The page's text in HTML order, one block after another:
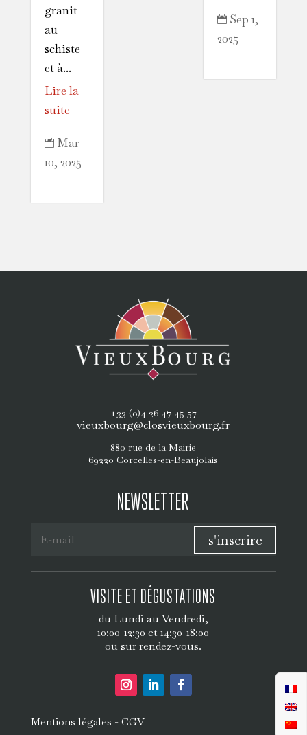
 Sep 1,
2025
granit
au
schiste
et à...
Lire la
suite
 Mar
10, 2025
+33 (0)4 26 47 45 57
vieuxbourg@closvieuxbourg.fr
880 rue de la Mairie
69220 Corcelles-en-Beaujolais
NEWSLETTER
s'inscrire
VISITE ET DÉGUSTATIONS
du Lundi au Vendredi,
10:00-12:30 et 14:30-18:00
ou sur rendez-vous.
Mentions légales - CGV